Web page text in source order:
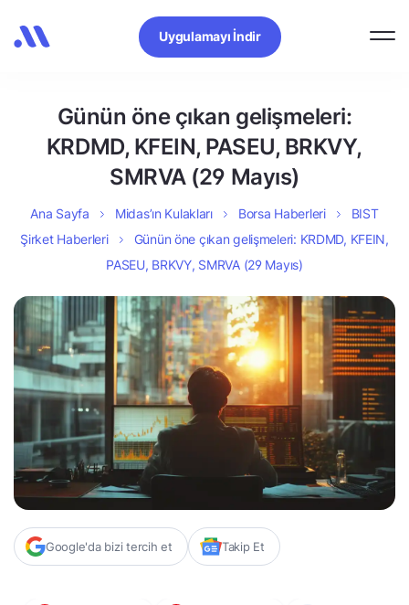
Uygulamayı İndir
Günün öne çıkan gelişmeleri:
KRDMD, KFEIN, PASEU, BRKVY,
SMRVA (29 Mayıs)
Ana Sayfa Midas’ın Kulakları Borsa Haberleri
BIST
Şirket Haberleri
Günün öne çıkan gelişmeleri: KRDMD, KFEIN,
PASEU, BRKVY, SMRVA (29 Mayıs)
Google'da bizi tercih et Takip Et